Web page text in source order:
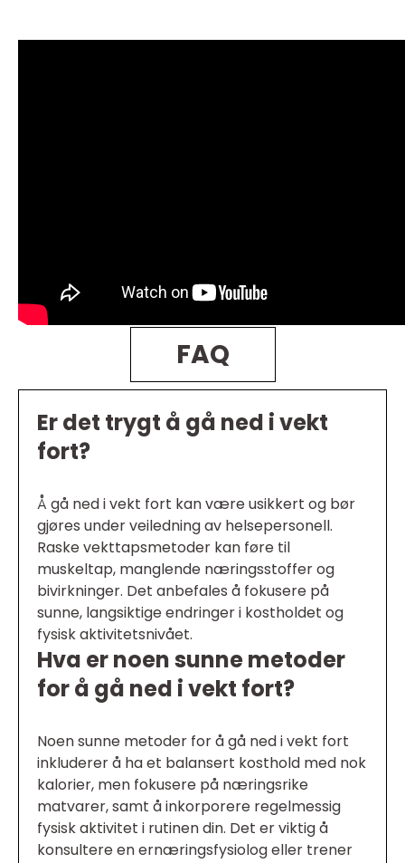
FAQ
Er det trygt å gå ned i vekt
fort?
Å gå ned i vekt fort kan være usikkert og bør
gjøres under veiledning av helsepersonell.
Raske vekttapsmetoder kan føre til
muskeltap, manglende næringsstoffer og
bivirkninger. Det anbefales å fokusere på
sunne, langsiktige endringer i kostholdet og
fysisk aktivitetsnivået.
Hva er noen sunne metoder
for å gå ned i vekt fort?
Noen sunne metoder for å gå ned i vekt fort
inkluderer å ha et balansert kosthold med nok
kalorier, men fokusere på næringsrike
matvarer, samt å inkorporere regelmessig
fysisk aktivitet i rutinen din. Det er viktig å
konsultere en ernæringsfysiolog eller trener